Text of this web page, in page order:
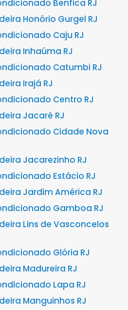
Benfica RJ
Honório Gurgel RJ
Caju RJ
Inhaúma RJ
Catumbi RJ
Irajá RJ
Centro RJ
Jacaré RJ
Cidade Nova
Jacarezinho RJ
Estácio RJ
Jardim América RJ
Gamboa RJ
Lins de Vasconcelos
Glória RJ
Madureira RJ
Lapa RJ
Manguinhos RJ